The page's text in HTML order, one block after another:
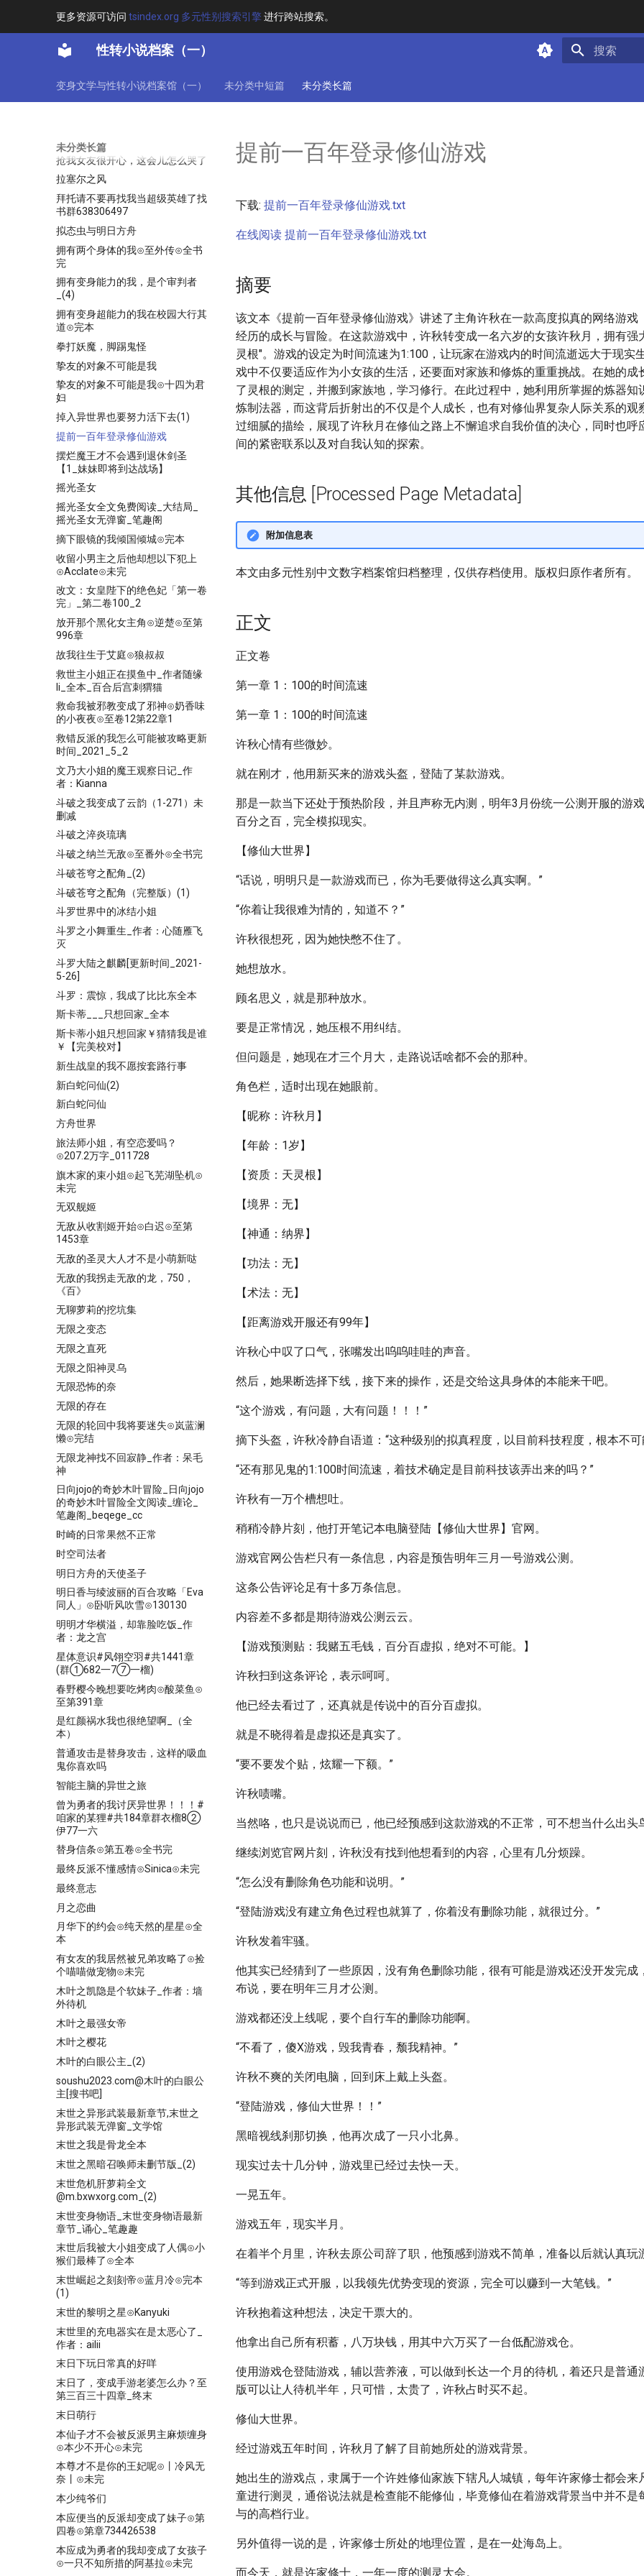
更多资源可访问 tsindex.org 多元性别搜索引擎进行跨站搜索。
性转小说档案（一）
变身文学与性转小说档案馆（一） 未分类中短篇 未分类长篇
未分类长篇
才不是小狼狗的盘中餐⊙梦里什么
才不要做你老婆呢⊙苏苏捏⊙未完
26]
把灵魂出卖给路西法大人吧_全本
抢我女友很开心，这会儿怎么哭了
拉塞尔之风
拜托请不要再找我当超级英雄了找
书群638306497
拟态虫与明日方舟
拥有两个身体的我⊙至外传⊙全书
完
拥有变身能力的我，是个审判者
_(4)
拥有变身超能力的我在校园大行其
道⊙完本
拳打妖魔，脚踢鬼怪
挚友的对象不可能是我
挚友的对象不可能是我⊙十四为君
妇
掉入异世界也要努力活下去(1)
提前一百年登录修仙游戏
摆烂魔王才不会遇到退休剑圣
【1_妹妹即将到达战场】
摇光圣女
摇光圣女全文免费阅读_大结局_
摇光圣女无弹窗_笔趣阁
摘下眼镜的我倾国倾城⊙完本
收留小男主之后他却想以下犯上
⊙Acclate⊙未完
改文：女皇陛下的绝色妃「第一卷
完」_第二卷100_2
放开那个黑化女主角⊙逆楚⊙至第
996章
故我往生于艾庭⊙狼叔叔
救世主小姐正在摸鱼中_作者随缘
li_全本_百合后宫刺猬猫
救命我被邪教变成了邪神⊙奶香味
的小夜夜⊙至卷12第22章1
救错反派的我怎么可能被攻略更新
时间_2021_5_2
文乃大小姐的魔王观察日记_作
者：Kianna
斗破之我变成了云韵（1-271）未
删减
斗破之淬炎琉璃
斗破之纳兰无敌⊙至番外⊙全书完
斗破苍穹之配角_(2)
斗破苍穹之配角（完整版）(1)
斗罗世界中的冰结小姐
斗罗之小舞重生_作者：心随雁飞
灭
斗罗大陆之麒麟[更新时间_2021-
5-26]
斗罗：震惊，我成了比比东全本
斯卡蒂___只想回家_全本
斯卡蒂小姐只想回家￥猜猜我是谁
￥【完美校对】
新生战皇的我不愿按套路行事
新白蛇问仙(2)
新白蛇问仙
方舟世界
旅法师小姐，有空恋爱吗？
⊙207.2万字_011728
旗木家的束小姐⊙起飞芜湖坠机⊙
未完
无双舰姬
无敌从收割姬开始⊙白迟⊙至第
1453章
无敌的圣灵大人才不是小萌新哒
无敌的我拐走无敌的龙，750，
《百》
无聊萝莉的挖坑集
无限之变态
无限之直死
无限之阳神灵乌
无限恐怖的奈
无限的存在
无限的轮回中我将要迷失⊙岚蓝澜
懒⊙完结
无限龙神找不回寂静_作者：呆毛
神
日向jojo的奇妙木叶冒险_日向jojo
的奇妙木叶冒险全文阅读_缠论_
笔趣阁_beqege_cc
时崎的日常果然不正常
时空司法者
明日方舟的天使圣子
明日香与绫波丽的百合攻略「Eva
同人」⊙卧听风吹雪⊙130130
明明才华横溢，却靠脸吃饭_作
者：龙之宫
星体意识#风翎空羽#共1441章
(群①682一7⑦一榴)
春野樱今晚想要吃烤肉⊙酸菜鱼⊙
至第391章
是红颜祸水我也很绝望啊_（全
本）
普通攻击是替身攻击，这样的吸血
鬼你喜欢吗
智能主脑的异世之旅
曾为勇者的我讨厌异世界！！！#
咱家的某狸#共184章群衣榴8②
伊77一六
替身信条⊙第五卷⊙全书完
最终反派不懂感情⊙Sinica⊙未完
最终意志
月之恋曲
月华下的约会⊙纯天然的星星⊙全
本
有女友的我居然被兄弟攻略了⊙捡
个喵喵做宠物⊙未完
木叶之凯隐是个软妹子_作者：墙
外待机
木叶之最强女帝
木叶之樱花
木叶的白眼公主_(2)
soushu2023.com@木叶的白眼公
主[搜书吧]
末世之异形武装最新章节,末世之
异形武装无弹窗_文学馆
末世之我是骨龙全本
末世之黑暗召唤师未删节版_(2)
末世危机肝萝莉全文
@m.bxwxorg.com_(2)
末世变身物语_末世变身物语最新
章节_诵心_笔趣趣
末世后我被大小姐变成了人偶⊙小
猴们最棒了⊙全本
末世崛起之刻刻帝⊙蓝月冷⊙完本
(1)
末世的黎明之星⊙Kanyuki
末世里的充电器实在是太恶心了_
作者：ailii
末日下玩日常真的好咩
末日了，变成手游老婆怎么办？至
第三百三十四章_终末
末日萌行
本仙子才不会被反派男主麻烦缠身
⊙本少不开心⊙未完
本尊才不是你的王妃呢⊙丨冷风无
奈丨⊙未完
本少纯爷们
本应便当的反派却变成了妹子⊙第
四卷⊙第章734426538
本应成为勇者的我却变成了女孩子
⊙一只不知所措的阿基拉⊙未完
提前一百年登录修仙游戏
下载: 提前一百年登录修仙游戏.txt
在线阅读 提前一百年登录修仙游戏.txt
摘要
该文本《提前一百年登录修仙游戏》讲述了主角许秋在一款高度拟真的网络游戏
经历的成长与冒险。在这款游戏中，许秋转变成一名六岁的女孩许秋月，拥有强
灵根"。游戏的设定为时间流速为1:100，让玩家在游戏内的时间流逝远大于现实
戏中不仅要适应作为小女孩的生活，还要面对家族和修炼的重重挑战。在她的成
了灵根的测定，并搬到家族地，学习修行。在此过程中，她利用所掌握的炼器知
炼制法器，而这背后折射出的不仅是个人成长，也有对修仙界复杂人际关系的观
过细腻的描绘，展现了许秋月在修仙之路上不懈追求自我价值的决心，同时也呼
间的紧密联系以及对自我认知的探索。
其他信息 [Processed Page Metadata]
附加信息表
本文由多元性别中文数字档案馆归档整理，仅供存档使用。版权归原作者所有。
正文
正文卷
第一章 1：100的时间流速
第一章 1：100的时间流速
许秋心情有些微妙。
就在刚才，他用新买来的游戏头盔，登陆了某款游戏。
那是一款当下还处于预热阶段，并且声称无内测，明年3月份统一公测开服的游
百分之百，完全模拟现实。
【修仙大世界】
“话说，明明只是一款游戏而已，你为毛要做得这么真实啊。”
“你着让我很难为情的，知道不？”
许秋很想死，因为她快憋不住了。
她想放水。
顾名思义，就是那种放水。
要是正常情况，她压根不用纠结。
但问题是，她现在才三个月大，走路说话啥都不会的那种。
角色栏，适时出现在她眼前。
【昵称：许秋月】
【年龄：1岁】
【资质：天灵根】
【境界：无】
【神通：纳界】
【功法：无】
【术法：无】
【距离游戏开服还有99年】
许秋心中叹了口气，张嘴发出呜呜哇哇的声音。
然后，她果断选择下线，接下来的操作，还是交给这具身体的本能来干吧。
“这个游戏，有问题，大有问题！！！”
摘下头盔，许秋冷静自语道：“这种级别的拟真程度，以目前科技程度，根本不
“还有那见鬼的1:100时间流速，着技术确定是目前科技该弄出来的吗？”
许秋有一万个槽想吐。
稍稍冷静片刻，他打开笔记本电脑登陆【修仙大世界】官网。
游戏官网公告栏只有一条信息，内容是预告明年三月一号游戏公测。
这条公告评论足有十多万条信息。
内容差不多都是期待游戏公测云云。
【游戏预测贴：我赌五毛钱，百分百虚拟，绝对不可能。】
许秋扫到这条评论，表示呵呵。
他已经去看过了，还真就是传说中的百分百虚拟。
就是不晓得着是虚拟还是真实了。
“要不要发个贴，炫耀一下额。”
许秋啧嘴。
当然咯，也只是说说而已，他已经预感到这款游戏的不正常，可不想当什么出头
继续浏览官网片刻，许秋没有找到他想看到的内容，心里有几分烦躁。
“怎么没有删除角色功能和说明。”
“登陆游戏没有建立角色过程也就算了，你着没有删除功能，就很过分。”
许秋发着牢骚。
他其实已经猜到了一些原因，没有角色删除功能，很有可能是游戏还没开发完成
布说，要在明年三月才公测。
游戏都还没上线呢，要个自行车的删除功能啊。
“不看了，傻X游戏，毁我青春，颓我精神。”
许秋不爽的关闭电脑，回到床上戴上头盔。
“登陆游戏，修仙大世界！！”
黑暗视线刹那切换，他再次成了一只小北鼻。
现实过去十几分钟，游戏里已经过去快一天。
一晃五年。
游戏五年，现实半月。
在着半个月里，许秋去原公司辞了职，他预感到游戏不简单，准备以后就认真玩
“等到游戏正式开服，以我领先优势变现的资源，完全可以赚到一大笔钱。”
许秋抱着这种想法，决定干票大的。
他拿出自己所有积蓄，八万块钱，用其中六万买了一台低配游戏仓。
使用游戏仓登陆游戏，辅以营养液，可以做到长达一个月的待机，着还只是普通
版可以让人待机半年，只可惜，太贵了，许秋占时买不起。
修仙大世界。
经过游戏五年时间，许秋月了解了目前她所处的游戏背景。
她出生的游戏点，隶属于一个许姓修仙家族下辖凡人城镇，每年许家修士都会来
童进行测灵，通俗说法就是检查能不能修仙，毕竟修仙在着游戏背景当中并不是
与的高档行业。
另外值得一说的是，许家修士所处的地理位置，是在一处海岛上。
而今天，就是许家修士，一年一度的测灵大会。